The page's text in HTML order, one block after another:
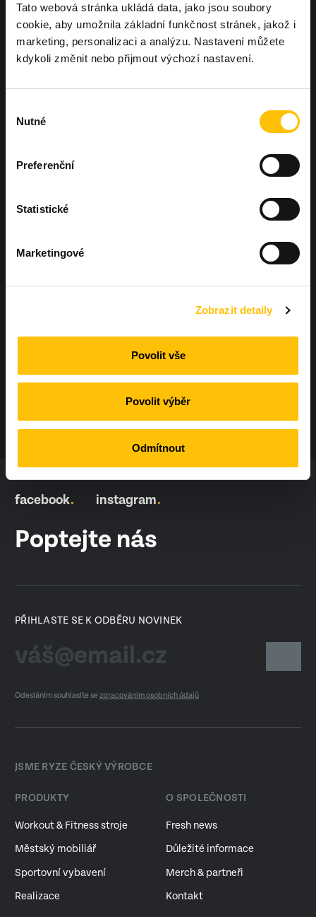
Tato webová stránka ukládá data, jako jsou soubory
cookie, aby umožnila základní funkčnost stránek, jakož i
marketing, personalizaci a analýzu. Nastavení můžete
kdykoli změnit nebo přijmout výchozí nastavení.
souhlasu
Nutné
Preferenční
Statistické
Marketingové
Zobrazit detaily
Povolit vše
Povolit výběr
Odmítnout
facebook instagram
Poptejte nás
PŘIHLASTE SE K ODBĚRU NOVINEK
Odesláním souhlasíte sezpracováním osobních údajů
JSME RYZE ČESKÝ VÝROBCE
PRODUKTY
Workout & Fitness stroje
Městský mobiliář
Sportovní vybavení
Realizace
O SPOLEČNOSTI
Fresh news
Důležité informace
Merch & partneři
Kontakt